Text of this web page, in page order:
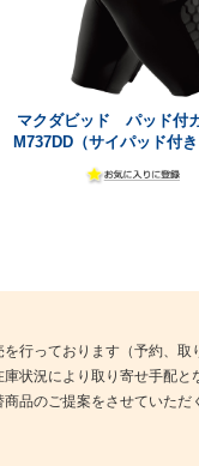
マクダビッド パッド付
M737DD（サイパッド付
行っております（予約、
状況により取り寄せ手配
品のご提案をさせていただ